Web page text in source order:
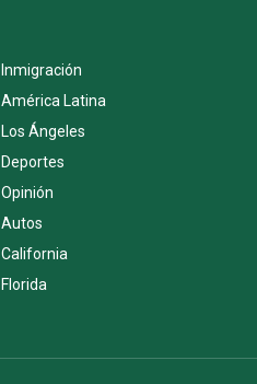
Inmigración
América Latina
Los Ángeles
Deportes
Opinión
Autos
California
Florida